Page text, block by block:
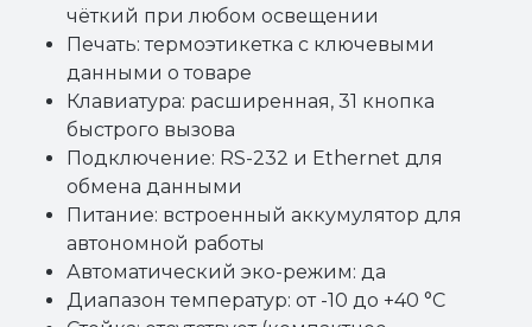
чёткий при любом освещении
Печать: термоэтикетка с ключевыми
данными о товаре
Клавиатура: расширенная, 31 кнопка
быстрого вызова
Подключение: RS-232 и Ethernet для
обмена данными
Питание: встроенный аккумулятор для
автономной работы
Автоматический эко-режим: да
Диапазон температур: от -10 до +40 °C